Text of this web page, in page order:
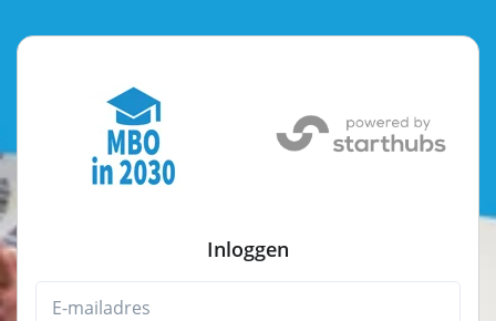
Inloggen
E-mailadres